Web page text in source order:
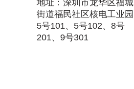
地址：深圳市龙华区福城
街道福民社区核电工业园
5号101、5号102、8号
201、9号301